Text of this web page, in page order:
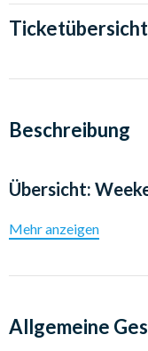
Ticketübersicht
Beschreibung
Übersicht:
Mehr anzeigen
Allgemeine